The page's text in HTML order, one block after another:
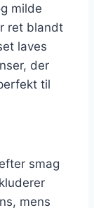
milde
ret blandt
laves
der
til
smag
mens